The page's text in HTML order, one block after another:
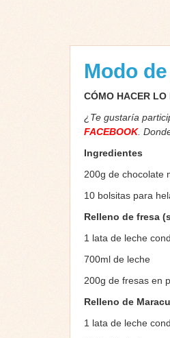
Modo
CÓMO HACER
¿Te gustaría
FACEBOOK.
Ingredientes
200g de chocolate
10 bolsitas para
Relleno de fresa
1 lata de leche
700ml de leche
200g de fresas en
Relleno de
1 lata de leche